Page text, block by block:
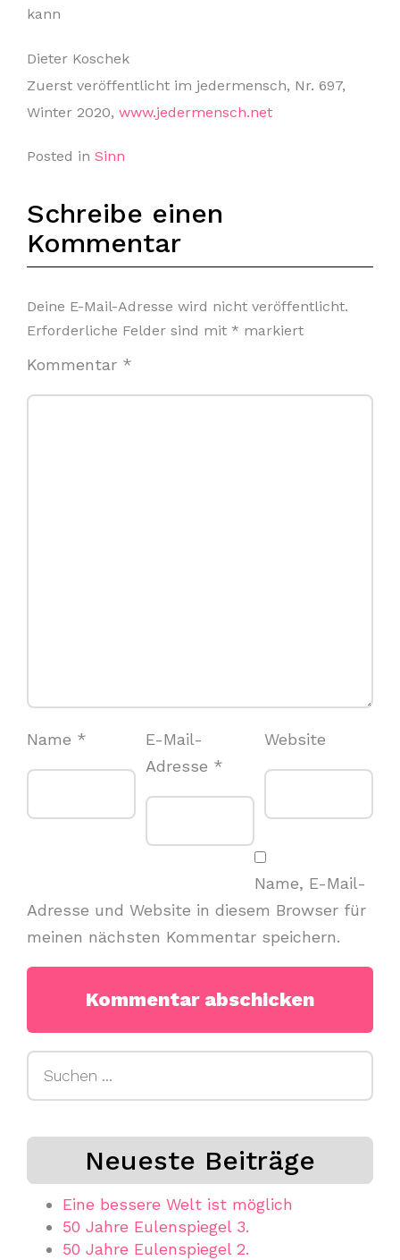
kann
Dieter Koschek
Zuerst veröffentlicht im jedermensch, Nr. 697,
Winter 2020, www.jedermensch.net
Posted in Sinn
Schreibe einen
Kommentar
Deine E-Mail-Adresse wird nicht veröffentlicht.
Erforderliche Felder sind mit * markiert
Kommentar *
Name *
E-Mail-
Adresse *
Website
Name, E-Mail-
Adresse und Website in diesem Browser für
meinen nächsten Kommentar speichern.
Neueste Beiträge
Eine bessere Welt ist möglich
50 Jahre Eulenspiegel 3.
50 Jahre Eulenspiegel 2.